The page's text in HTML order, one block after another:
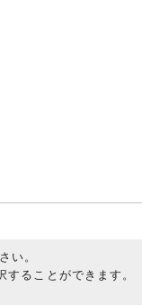
い。
ることができます。